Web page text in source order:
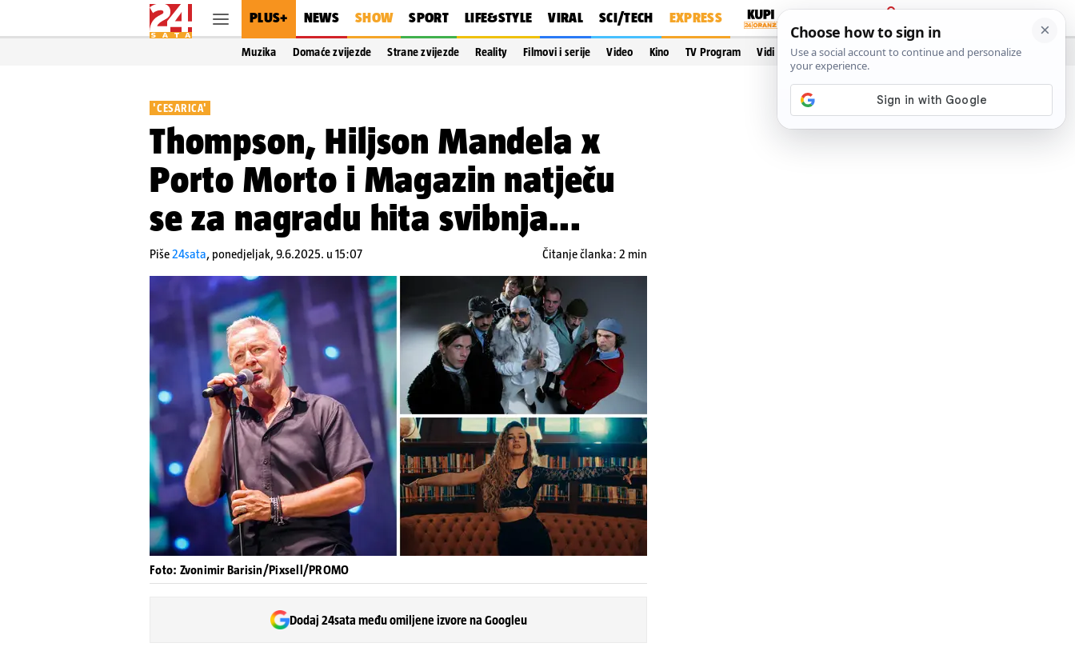
PLUS+ NEWS SHOW SPORT LIFE&STYLE VIRAL SCI/TECH EXPRESS
PRIJAVA
Muzika Domaće zvijezde Strane zvijezde Reality Filmovi i serije Video Kino TV Program Vidi još…
'CESARICA'
Thompson, Hiljson Mandela x
Porto Morto i Magazin natječu
se za nagradu hita svibnja...
Piše24sata, ponedjeljak, 9.6.2025. u 15:07 Čitanje članka: 2 min
Foto: Zvonimir Barisin/Pixsell/PROMO
Dodaj 24sata među omiljene izvore na Googleu